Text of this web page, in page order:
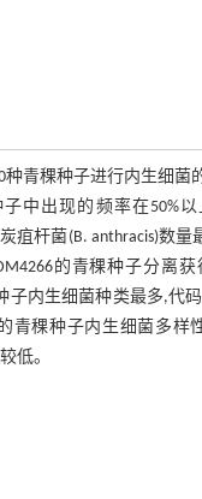
青稞种子进行内生细菌
出现的频率在50%
疽杆菌(B. anthracis)数
的青稞种子分离
内生细菌种类最多,代
青稞种子内生细菌多样
低。